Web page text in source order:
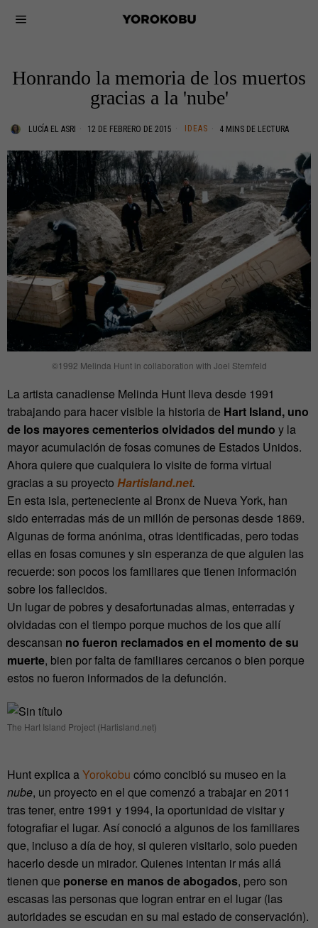
Honrando la memoria de los muertos
gracias a la 'nube'
LUCÍA EL ASRI 12 DE FEBRERO DE 2015 IDEAS 4 MINS DE LECTURA
©1992 Melinda Hunt in collaboration with Joel Sternfeld
La artista canadiense Melinda Hunt lleva desde 1991
trabajando para hacer visible la historia de Hart Island, uno
de los mayores cementerios olvidados del mundo y la
mayor acumulación de fosas comunes de Estados Unidos.
Ahora quiere que cualquiera lo visite de forma virtual
gracias a su proyecto Hartisland.net.
En esta isla, perteneciente al Bronx de Nueva York, han
sido enterradas más de un millón de personas desde 1869.
Algunas de forma anónima, otras identificadas, pero todas
ellas en fosas comunes y sin esperanza de que alguien las
recuerde: son pocos los familiares que tienen información
sobre los fallecidos.
Un lugar de pobres y desafortunadas almas, enterradas y
olvidadas con el tiempo porque muchos de los que allí
descansan no fueron reclamados en el momento de su
muerte, bien por falta de familiares cercanos o bien porque
estos no fueron informados de la defunción.
The Hart Island Project (Hartisland.net)
Hunt explica aYorokobu cómo concibió su museo en la
nube, un proyecto en el que comenzó a trabajar en 2011
tras tener, entre 1991 y 1994, la oportunidad de visitar y
fotografiar el lugar. Así conoció a algunos de los familiares
que, incluso a día de hoy, si quieren visitarlo, solo pueden
hacerlo desde un mirador. Quienes intentan ir más allá
tienen que ponerse en manos de abogados, pero son
escasas las personas que logran entrar en el lugar (las
autoridades se escudan en su mal estado de conservación).